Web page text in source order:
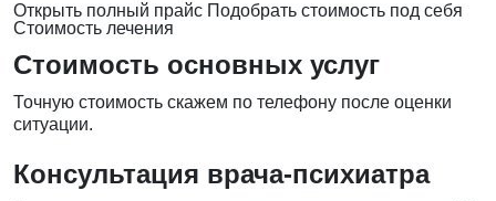
Открыть полный прайс Подобрать стоимость под себя
Стоимость лечения
Стоимость основных услуг
Точную стоимость скажем по телефону после оценки
ситуации.
Консультация врача-психиатра